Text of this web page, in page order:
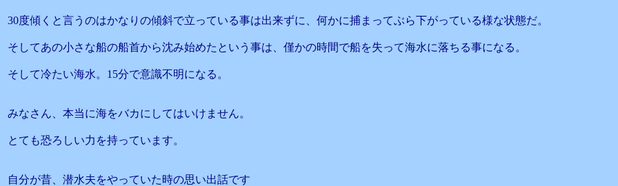
30度傾くと言うのはかなりの傾斜で立っている事は出来ずに、何かに捕まってぶら下がっている様な状態だ。
そしてあの小さな船の船首から沈み始めたという事は、僅かの時間で船を失って海水に落ちる事になる。
そして冷たい海水。15分で意識不明になる。
みなさん、本当に海をバカにしてはいけません。
とても恐ろしい力を持っています。
自分が昔、潜水夫をやっていた時の思い出話です